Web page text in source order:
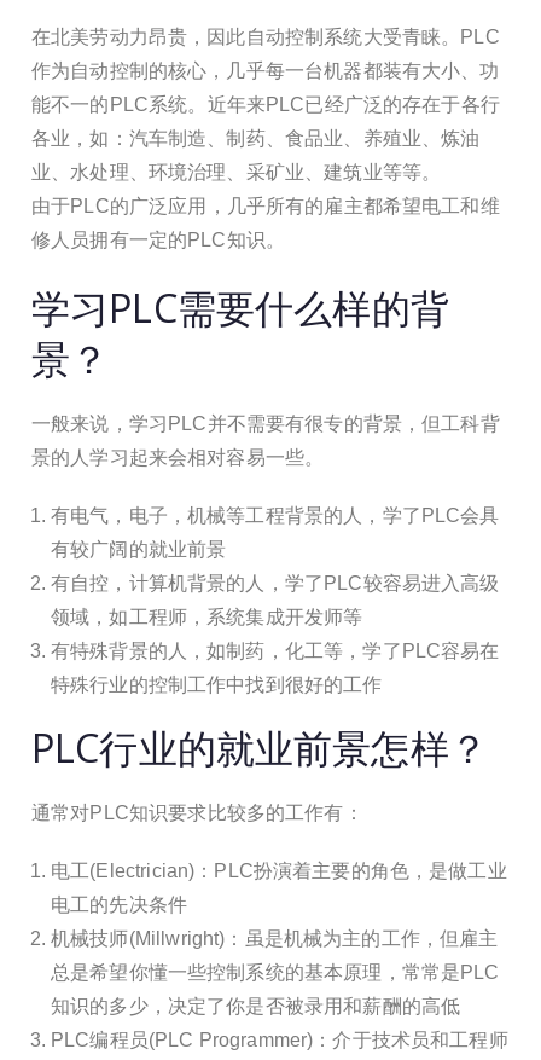
在北美劳动力昂贵，因此自动控制系统大受青睐。PLC
作为自动控制的核心，几乎每一台机器都装有大小、功
能不一的PLC系统。近年来PLC已经广泛的存在于各行
各业，如：汽车制造、制药、食品业、养殖业、炼油
业、水处理、环境治理、采矿业、建筑业等等。
由于PLC的广泛应用，几乎所有的雇主都希望电工和维
修人员拥有一定的PLC知识。
学习PLC需要什么样的背
景？
一般来说，学习PLC并不需要有很专的背景，但工科背
景的人学习起来会相对容易一些。
有电气，电子，机械等工程背景的人，学了PLC会具
有较广阔的就业前景
有自控，计算机背景的人，学了PLC较容易进入高级
领域，如工程师，系统集成开发师等
有特殊背景的人，如制药，化工等，学了PLC容易在
特殊行业的控制工作中找到很好的工作
PLC行业的就业前景怎样？
通常对PLC知识要求比较多的工作有：
电工(Electrician)：PLC扮演着主要的角色，是做工业
电工的先决条件
机械技师(Millwright)：虽是机械为主的工作，但雇主
总是希望你懂一些控制系统的基本原理，常常是PLC
知识的多少，决定了你是否被录用和薪酬的高低
PLC编程员(PLC Programmer)：介于技术员和工程师